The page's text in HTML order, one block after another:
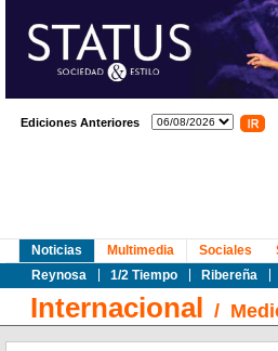
Ediciones Anteriores
Noticias
Reynosa
1/2 Tiempo Ribereña
Multimedia Sociales
Internacional /